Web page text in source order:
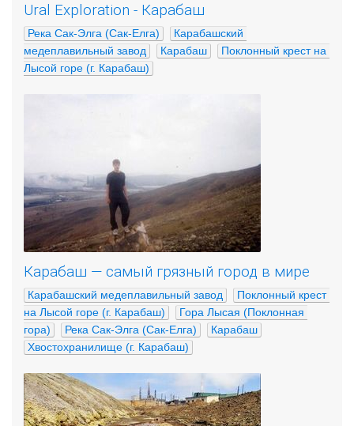
Ural Exploration - Карабаш
Река Сак-Элга (Сак-Елга)
Карабашский
медеплавильный завод
Карабаш
Поклонный крест на
Лысой горе (г. Карабаш)
Карабаш — самый грязный город в мире
Карабашский медеплавильный завод
Поклонный крест
на Лысой горе (г. Карабаш)
Гора Лысая (Поклонная
гора)
Река Сак-Элга (Сак-Елга)
Карабаш
Хвостохранилище (г. Карабаш)